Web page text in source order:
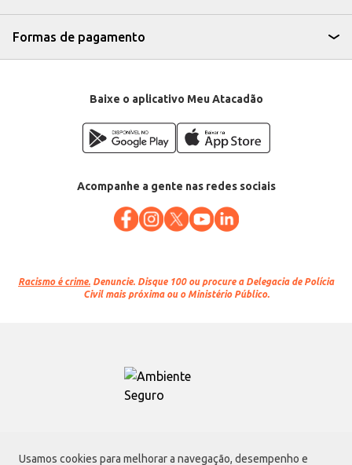
Usamos cookies para melhorar a navegação, desempenho e
Formas de pagamento
Baixe o aplicativo Meu Atacadão
Acompanhe a gente nas redes sociais
Racismo é crime. Denuncie. Disque 100 ou procure a Delegacia de Polícia
Civil mais próxima ou o Ministério Público.
Atacadão S.A.